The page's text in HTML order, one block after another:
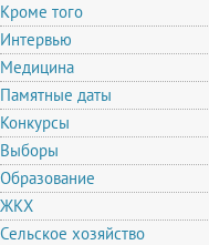
Кроме того
Интервью
Медицина
Памятные даты
Конкурсы
Выборы
Образование
ЖКХ
Сельское хозяйство